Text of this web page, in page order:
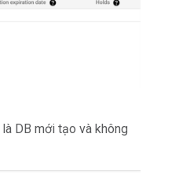
là DB mới tạo và không